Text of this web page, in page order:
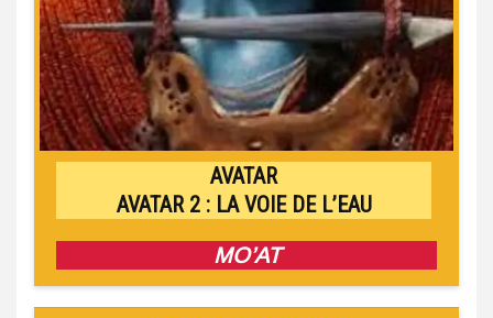
AVATAR
AVATAR 2 : LA VOIE DE L’EAU
MO’AT